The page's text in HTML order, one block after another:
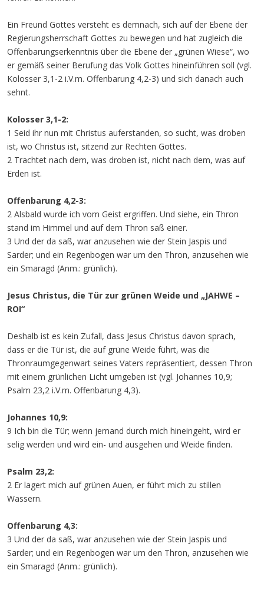
Ein Freund Gottes versteht es demnach, sich auf der Ebene der
Regierungsherrschaft Gottes zu bewegen und hat zugleich die
Offenbarungserkenntnis über die Ebene der „grünen Wiese“, wo
er gemäß seiner Berufung das Volk Gottes hineinführen soll (vgl.
Kolosser 3,1-2 i.V.m. Offenbarung 4,2-3) und sich danach auch
sehnt.
Kolosser 3,1-2:
1 Seid ihr nun mit Christus auferstanden, so sucht, was droben
ist, wo Christus ist, sitzend zur Rechten Gottes.
2 Trachtet nach dem, was droben ist, nicht nach dem, was auf
Erden ist.
Offenbarung 4,2-3:
2 Alsbald wurde ich vom Geist ergriffen. Und siehe, ein Thron
stand im Himmel und auf dem Thron saß einer.
3 Und der da saß, war anzusehen wie der Stein Jaspis und
Sarder; und ein Regenbogen war um den Thron, anzusehen wie
ein Smaragd (Anm.: grünlich).
Jesus Christus, die Tür zur grünen Weide und „JAHWE –
ROI“
Deshalb ist es kein Zufall, dass Jesus Christus davon sprach,
dass er die Tür ist, die auf grüne Weide führt, was die
Thronraumgegenwart seines Vaters repräsentiert, dessen Thron
mit einem grünlichen Licht umgeben ist (vgl. Johannes 10,9;
Psalm 23,2 i.V.m. Offenbarung 4,3).
Johannes 10,9:
9 Ich bin die Tür; wenn jemand durch mich hineingeht, wird er
selig werden und wird ein- und ausgehen und Weide finden.
Psalm 23,2:
2 Er lagert mich auf grünen Auen, er führt mich zu stillen
Wassern.
Offenbarung 4,3:
3 Und der da saß, war anzusehen wie der Stein Jaspis und
Sarder; und ein Regenbogen war um den Thron, anzusehen wie
ein Smaragd (Anm.: grünlich).